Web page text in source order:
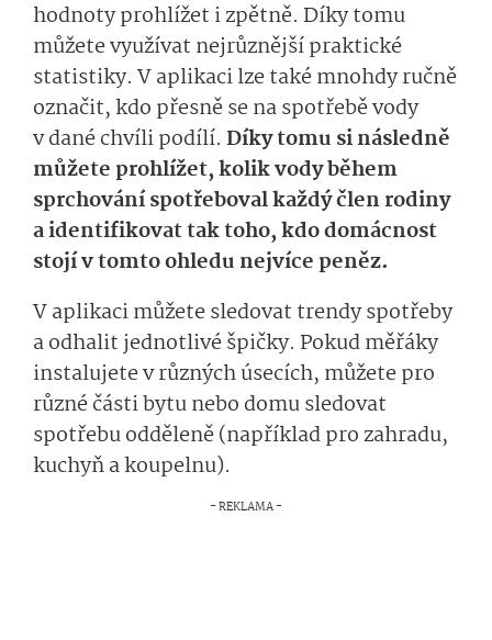
hodnoty prohlížet i zpětně. Díky tomu
můžete využívat nejrůznější praktické
statistiky. V aplikaci lze také mnohdy ručně
označit, kdo přesně se na spotřebě vody
v dané chvíli podílí. Díky tomu si následně
můžete prohlížet, kolik vody během
sprchování spotřeboval každý člen rodiny
a identifikovat tak toho, kdo domácnost
stojí v tomto ohledu nejvíce peněz.
V aplikaci můžete sledovat trendy spotřeby
a odhalit jednotlivé špičky. Pokud měřáky
instalujete v různých úsecích, můžete pro
různé části bytu nebo domu sledovat
spotřebu odděleně (například pro zahradu,
kuchyň a koupelnu).